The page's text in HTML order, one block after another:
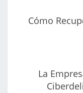
entradas
Cómo
La